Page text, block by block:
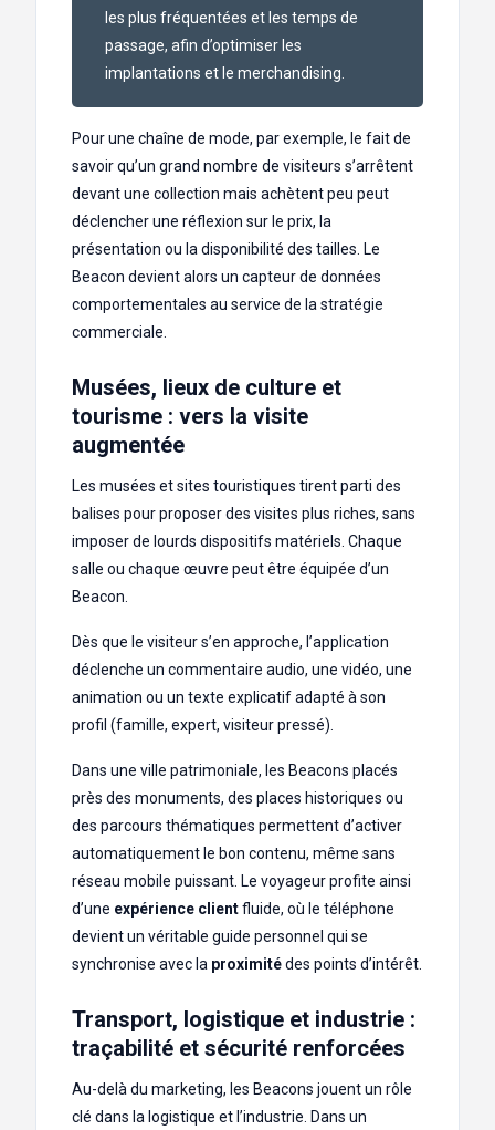
les plus fréquentées et les temps de
passage, afin d’optimiser les
implantations et le merchandising.
Pour une chaîne de mode, par exemple, le fait de
savoir qu’un grand nombre de visiteurs s’arrêtent
devant une collection mais achètent peu peut
déclencher une réflexion sur le prix, la
présentation ou la disponibilité des tailles. Le
Beacon devient alors un capteur de données
comportementales au service de la stratégie
commerciale.
Musées, lieux de culture et
tourisme : vers la visite
augmentée
Les musées et sites touristiques tirent parti des
balises pour proposer des visites plus riches, sans
imposer de lourds dispositifs matériels. Chaque
salle ou chaque œuvre peut être équipée d’un
Beacon.
Dès que le visiteur s’en approche, l’application
déclenche un commentaire audio, une vidéo, une
animation ou un texte explicatif adapté à son
profil (famille, expert, visiteur pressé).
Dans une ville patrimoniale, les Beacons placés
près des monuments, des places historiques ou
des parcours thématiques permettent d’activer
automatiquement le bon contenu, même sans
réseau mobile puissant. Le voyageur profite ainsi
d’une expérience clientfluide, où le téléphone
devient un véritable guide personnel qui se
synchronise avec la proximitédes points d’intérêt.
Transport, logistique et industrie :
traçabilité et sécurité renforcées
Au-delà du marketing, les Beacons jouent un rôle
clé dans la logistique et l’industrie. Dans un